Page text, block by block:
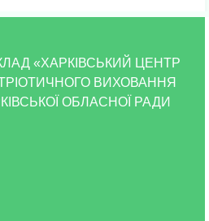
«ХАРКІВСЬКИЙ ЦЕНТР
ВИХОВАННЯ
ОБЛАСНОЇ РАДИ